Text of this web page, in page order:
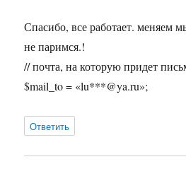
Спасибо, все работает. меняем
не паримся.!
// почта, на которую придет
$mail_to = «lu***@ya.ru»;
Ответить